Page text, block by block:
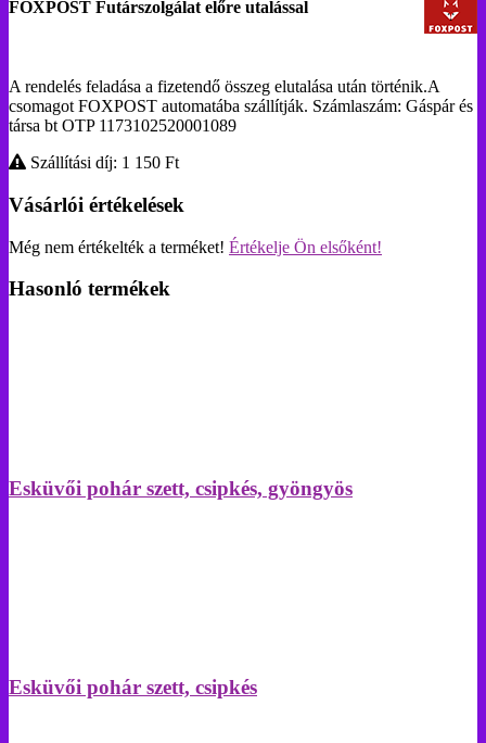
FOXPOST Futárszolgálat előre utalással
A rendelés feladása a fizetendő összeg elutalása után történik.A
csomagot FOXPOST automatába szállítják. Számlaszám: Gáspár és
társa bt OTP 1173102520001089
Szállítási díj: 1 150 Ft
Vásárlói értékelések
Még nem értékelték a terméket! Értékelje Ön elsőként!
Hasonló termékek
Esküvői pohár szett, csipkés, gyöngyös
Esküvői pohár szett, csipkés